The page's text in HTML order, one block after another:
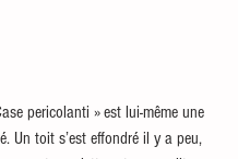
pericolanti » est lui-même une
Un toit s’est effondré il y a peu,